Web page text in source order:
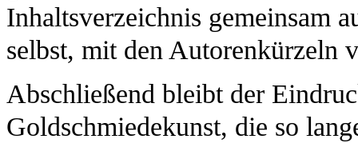
Inhaltsverzeichnis gemeinsam
selbst, mit den Autorenkürzeln
Abschließend bleibt der
Goldschmiedekunst, die so